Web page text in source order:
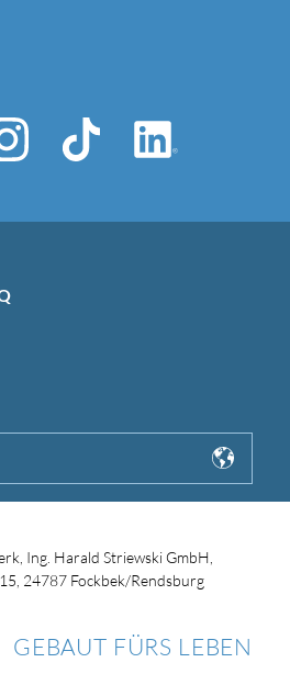
Ing. Harald Striewski GmbH,
24787 Fockbek/Rendsburg
GEBAUT FÜRS LEBEN